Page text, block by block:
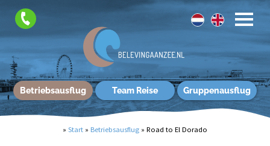
Betriebsausflug Team Reise Gruppenausflug
» Start » Betriebsausflug » Road to El Dorado